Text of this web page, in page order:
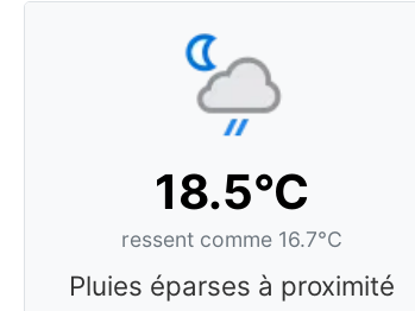
18.5°C
ressent comme 16.7°C
Pluies éparses à proximité